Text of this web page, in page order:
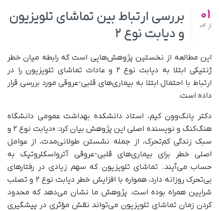
01
از
بررسی ارتباط بین تماشای تلویزیون
و دیابت نوع ۲
این مطالعه از نخستین پژوهش‌هایی است که رابطه میان خطر
ژنتیکی ابتلا به دیابت نوع ۲ و عادات تماشای تلویزیون را در
ارتباط با احتمال ابتلا به بیماری‌های قلبی-عروقی مورد بررسی قرار
داده است.
دکتر یانگ‌وون کیم، استاد دانشکده بهداشت عمومی دانشگاه
هنگ‌کنگ و نویسنده اصلی این پژوهش بیان کرد: «دیابت نوع ۲ و
سبک زندگی کم‌تحرک، از جمله نشستن طولانی‌مدت، از عوامل
اصلی خطر برای بیماری‌های قلبی-عروقی آترواسکلروتیک به
حساب می‌آیند. تماشای تلویزیون که سهم زیادی در رفتارهای
بی‌تحرک روزانه دارد، همواره با افزایش خطر دیابت نوع ۲ و تصلب
شرایین همراه بوده است. پژوهش ما نشان می‌دهد که محدود
کردن زمان تماشای تلویزیون می‌تواند نقش مؤثری در پیشگیری